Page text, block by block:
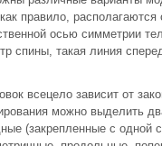
правило, располагаются
осью симметрии
спины, такая линия
всецело зависит от
можно выделить
(закрепленные с одной